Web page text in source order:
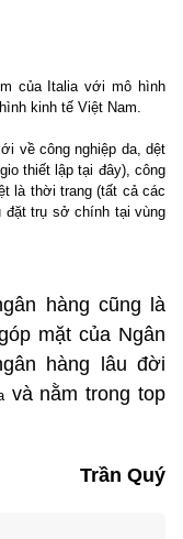
của Italia với mô hình
kinh tế Việt Nam.
về công nghiệp da, dệt
thiết lập tại đây), công
là thời trang (tất cả các
đặt trụ sở chính tại vùng
hàng cũng là
mặt của Ngân
hàng lâu đời
và nằm trong top
Trần Quý